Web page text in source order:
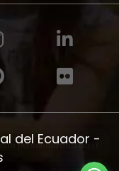
del Ecuador -
personalizada aquí!